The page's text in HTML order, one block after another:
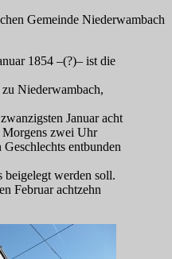
Gemeinde Niederwambach
1854 –(?)– ist die
Niederwambach,
Januar acht
zwei Uhr
entbunden
beigelegt werden soll.
Februar achtzehn